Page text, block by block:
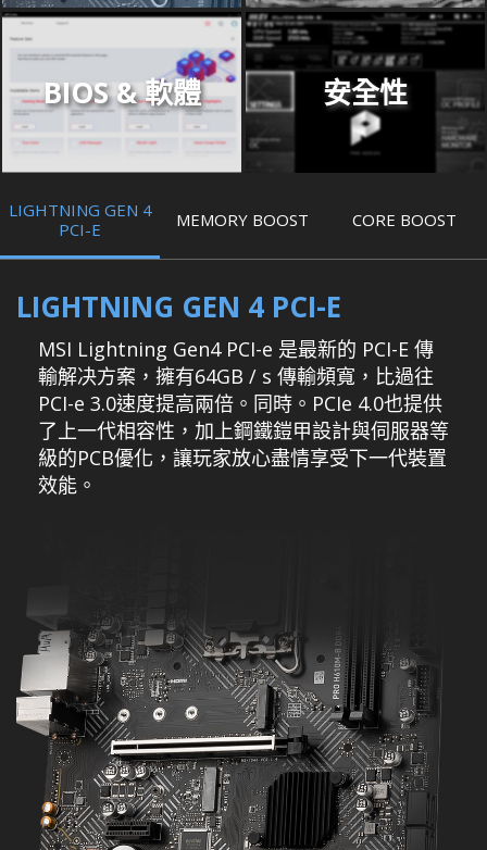
BIOS & 軟體 安全性
LIGHTNING GEN 4
PCI-E
MEMORY BOOST CORE BOOST
LIGHTNING GEN 4 PCI-E
MSI Lightning Gen4 PCI-e 是最新的 PCI-E 傳
輸解决方案，擁有64GB / s 傳輸頻寬，比過往
PCI-e 3.0速度提高兩倍。同時。PCIe 4.0也提供
了上一代相容性，加上鋼鐵鎧甲設計與伺服器等
級的PCB優化，讓玩家放心盡情享受下一代裝置
效能。